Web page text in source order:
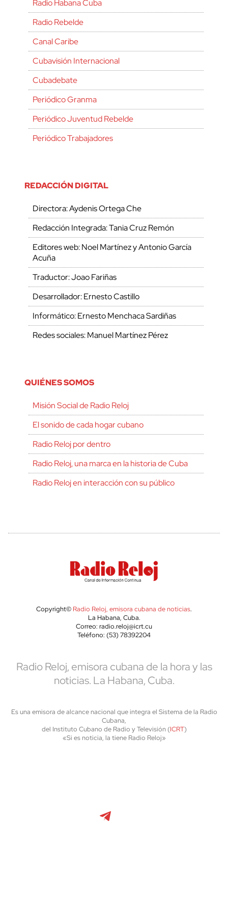
Radio Habana Cuba
Radio Rebelde
Canal Caribe
Cubavisión Internacional
Cubadebate
Periódico Granma
Periódico Juventud Rebelde
Periódico Trabajadores
REDACCIÓN DIGITAL
Directora: Aydenis Ortega Che
Redacción Integrada: Tania Cruz Remón
Editores web: Noel Martínez y Antonio García
Acuña
Traductor: Joao Fariñas
Desarrollador: Ernesto Castillo
Informático: Ernesto Menchaca Sardiñas
Redes sociales: Manuel Martínez Pérez
QUIÉNES SOMOS
Misión Social de Radio Reloj
El sonido de cada hogar cubano
Radio Reloj por dentro
Radio Reloj, una marca en la historia de Cuba
Radio Reloj en interacción con su público
Copyright© Radio Reloj, emisora cubana de noticias.
La Habana, Cuba.
Correo: radio.reloj@icrt.cu
Teléfono: (53) 78392204
Radio Reloj, emisora cubana de la hora y las
noticias. La Habana, Cuba.
Es una emisora de alcance nacional que integra el Sistema de la Radio
Cubana,
del Instituto Cubano de Radio y Televisión (ICRT)
«Si es noticia, la tiene Radio Reloj»